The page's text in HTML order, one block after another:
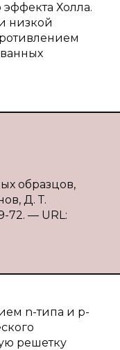
Холла.
низкой
образцов,
Д. Т.
72. — URL:
n-типа и p-
решетку